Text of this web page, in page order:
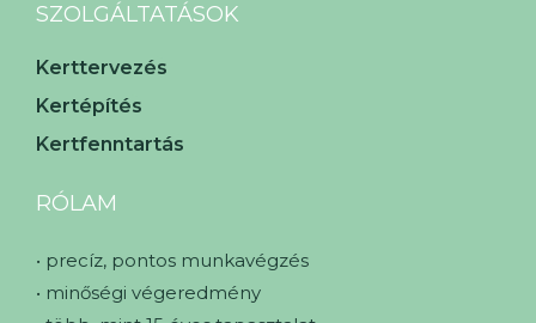
SZOLGÁLTATÁSOK
Kerttervezés
Kertépítés
Kertfenntartás
RÓLAM
• precíz, pontos munkavégzés
• minőségi végeredmény